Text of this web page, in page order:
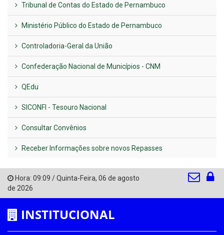
Tribunal de Contas do Estado de Pernambuco
Ministério Público do Estado de Pernambuco
Controladoria-Geral da União
Confederação Nacional de Municípios - CNM
QEdu
SICONFI - Tesouro Nacional
Consultar Convênios
Receber Informações sobre novos Repasses
Hora: 09:09 /Quinta-Feira, 06 de agosto
de 2026
INSTITUCIONAL